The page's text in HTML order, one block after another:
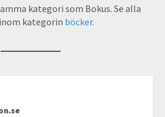
kategori som Bokus. Se alla
kategorin böcker.